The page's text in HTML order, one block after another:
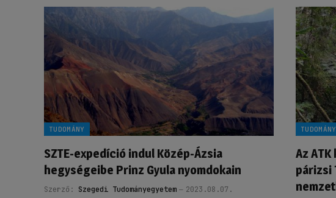
TUDOMÁNY
SZTE-expedíció indul Közép-Ázsia
hegységeibe Prinz Gyula nyomdokain
Szerző: Szegedi Tudományegyetem 2023.08.07.
TUDOMÁNY
Az
párizsi